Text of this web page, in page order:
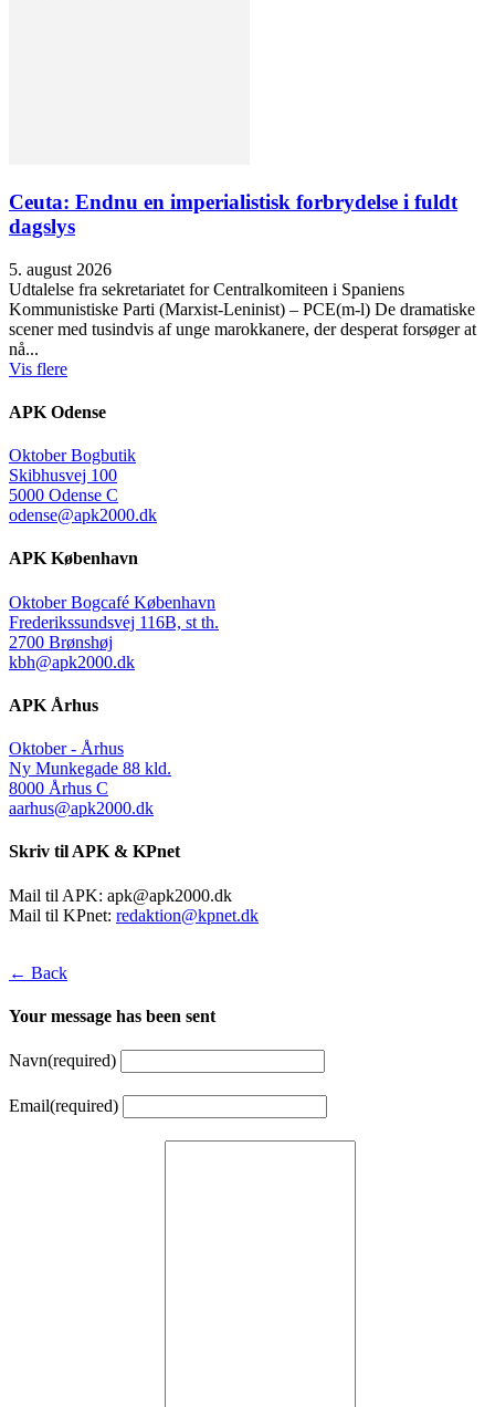
Ceuta: Endnu en imperialistisk forbrydelse i fuldt
dagslys
5. august 2026
Udtalelse fra sekretariatet for Centralkomiteen i Spaniens
Kommunistiske Parti (Marxist-Leninist) – PCE(m-l) De dramatiske
scener med tusindvis af unge marokkanere, der desperat forsøger at
nå...
Vis flere
APK Odense
Oktober Bogbutik
Skibhusvej 100
5000 Odense C
odense@apk2000.dk
APK København
Oktober Bogcafé København
Frederikssundsvej 116B, st th.
2700 Brønshøj
kbh@apk2000.dk
APK Århus
Oktober - Århus
Ny Munkegade 88 kld.
8000 Århus C
aarhus@apk2000.dk
Skriv til APK & KPnet
Mail til APK: apk@apk2000.dk
Mail til KPnet: redaktion@kpnet.dk
← Back
Your message has been sent
Navn(required)
Email(required)